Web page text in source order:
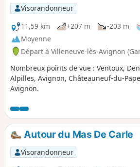
Visorandonneur
11,59 km
+207 m -203 m
Moyenne
Départ à Villeneuve-lès-Avignon
Nombreux points de vue : Ventoux,
Alpilles, Avignon, Châteauneuf-du-
Avignon.
Autour du Mas De Carle
Visorandonneur